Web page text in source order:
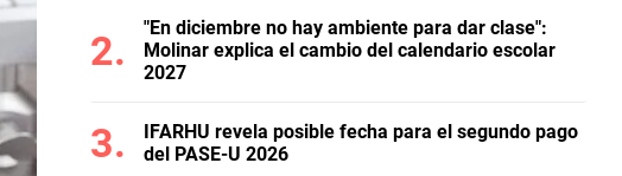
"En diciembre no hay ambiente para dar clase":
Molinar explica el cambio del calendario escolar
2027
IFARHU revela posible fecha para el segundo pago
del PASE-U 2026